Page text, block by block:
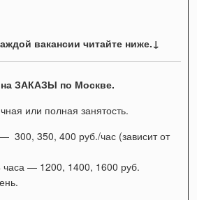
вакансии читайте ниже.↓
ЗАКАЗЫ по Москве.
или полная занятость.
300, 350, 400 руб./час (зависит от
— 1200, 1400, 1600 руб.